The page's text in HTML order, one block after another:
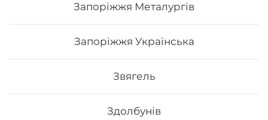
Запоріжжя Металургів
Запоріжжя Українська
Звягель
Здолбунів